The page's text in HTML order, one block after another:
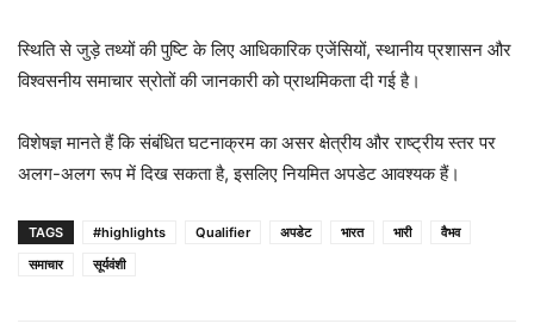
स्थिति से जुड़े तथ्यों की पुष्टि के लिए आधिकारिक एजेंसियों, स्थानीय प्रशासन और
विश्वसनीय समाचार स्रोतों की जानकारी को प्राथमिकता दी गई है।
विशेषज्ञ मानते हैं कि संबंधित घटनाक्रम का असर क्षेत्रीय और राष्ट्रीय स्तर पर
अलग-अलग रूप में दिख सकता है, इसलिए नियमित अपडेट आवश्यक हैं।
TAGS #highlights Qualifier अपडेट भारत भारी
वैभव
समाचार
सूर्यवंशी